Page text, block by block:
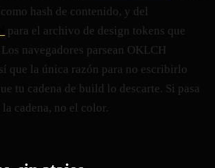
hash de contenido, y del
para el archivo de design tokens que
navegadores parsean OKLCH
que la única razón para no escribirlo
tu cadena de build lo descarte. Si pasa
cadena, no el color.